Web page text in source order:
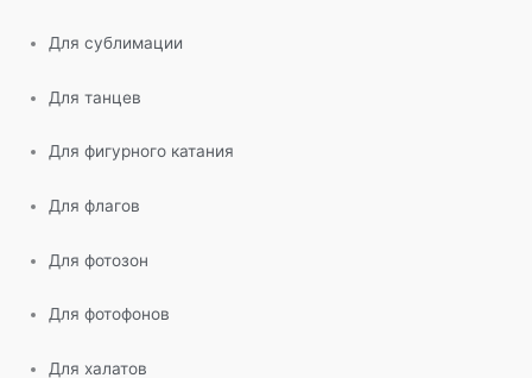
Для сублимации
Для танцев
Для фигурного катания
Для флагов
Для фотозон
Для фотофонов
Для халатов